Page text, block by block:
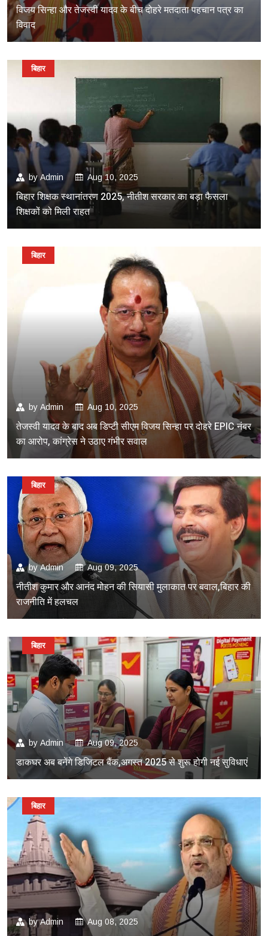
विजय सिन्हा और तेजस्वी यादव के बीच दोहरे मतदाता पहचान पत्र का
विवाद
byAdmin Aug 10, 2025
बिहार शिक्षक स्थानांतरण 2025, नीतीश सरकार का बड़ा फैसला
शिक्षकों को मिली राहत
बिहार
by Admin Aug 10, 2025
तेजस्वी यादव के बाद अब डिप्टी सीएम विजय सिन्हा पर दोहरे EPIC नंबर
का आरोप, कांग्रेस ने उठाए गंभीर सवाल
बिहार
byAdmin Aug 09, 2025
नीतीश कुमार और आनंद मोहन की सियासी मुलाकात पर बवाल,बिहार की
राजनीति में हलचल
बिहार
by Admin Aug 09, 2025
डाकघर अब बनेंगे डिजिटल बैंक,अगस्त 2025 से शुरू होगी नई सुविधाएं
बिहार
byAdmin Aug 08, 2025
बिहार